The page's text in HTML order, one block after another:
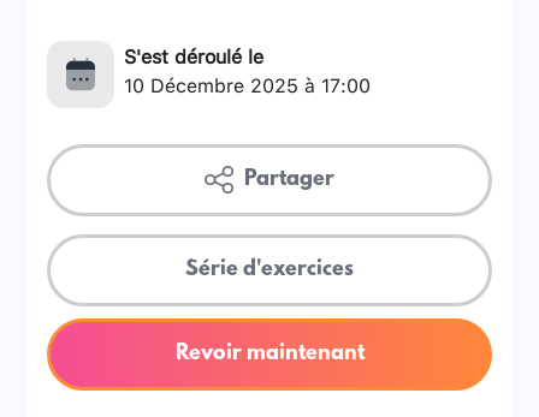
S'est déroulé le
10 Décembre 2025 à 17:00
Partager
Série d'exercices
Revoir maintenant